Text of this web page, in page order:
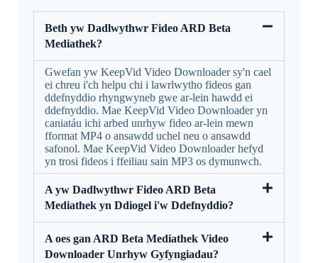
Beth yw Dadlwythwr Fideo ARD Beta
Mediathek?
Gwefan yw KeepVid Video Downloader sy'n cael
ei chreu i'ch helpu chi i lawrlwytho fideos gan
ddefnyddio rhyngwyneb gwe ar-lein hawdd ei
ddefnyddio. Mae KeepVid Video Downloader yn
caniatáu ichi arbed unrhyw fideo ar-lein mewn
fformat MP4 o ansawdd uchel neu o ansawdd
safonol. Mae KeepVid Video Downloader hefyd
yn trosi fideos i ffeiliau sain MP3 os dymunwch.
A yw Dadlwythwr Fideo ARD Beta
Mediathek yn Ddiogel i'w Ddefnyddio?
A oes gan ARD Beta Mediathek Video
Downloader Unrhyw Gyfyngiadau?